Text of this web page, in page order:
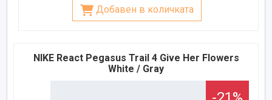
Добавен в количката
NIKE React Pegasus Trail 4 Give Her Flowers
White / Gray